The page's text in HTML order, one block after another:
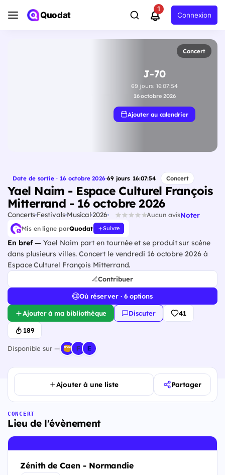
Quodat
1
Connexion
Concert
J-70
69 jours 16:07:53
16 octobre 2026
Ajouter au calendrier
Date de sortie · 16 octobre 2026·69 jours 16:07:53 Concert
Yael Naim - Espace Culturel François
Mitterrand - 16 octobre 2026
Concerts FestivalsMusical 2026 Aucun avisNoter
Mis en ligne parQuodat Suivre
En bref — Yael Naim part en tournée et se produit sur scène
dans plusieurs villes. Concert le vendredi 16 octobre 2026 à
Espace Culturel François Mitterrand.
Contribuer
Où réserver · 6 options
Ajouter à ma bibliothèque Discuter 41
189
Disponible sur —
Ajouter à une liste Partager
CONCERT
Lieu de l'évènement
Zénith de Caen - Normandie